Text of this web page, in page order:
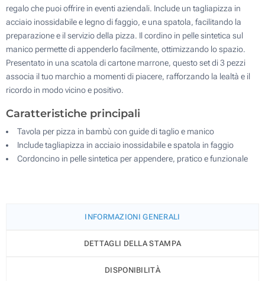
regalo che puoi offrire in eventi aziendali. Include un tagliapizza in
acciaio inossidabile e legno di faggio, e una spatola, facilitando la
preparazione e il servizio della pizza. Il cordino in pelle sintetica sul
manico permette di appenderlo facilmente, ottimizzando lo spazio.
Presentato in una scatola di cartone marrone, questo set di 3 pezzi
associa il tuo marchio a momenti di piacere, rafforzando la lealtà e il
ricordo in modo vicino e positivo.
Caratteristiche principali
Tavola per pizza in bambù con guide di taglio e manico
Include tagliapizza in acciaio inossidabile e spatola in faggio
Cordoncino in pelle sintetica per appendere, pratico e funzionale
INFORMAZIONI GENERALI
DETTAGLI DELLA STAMPA
DISPONIBILITÀ